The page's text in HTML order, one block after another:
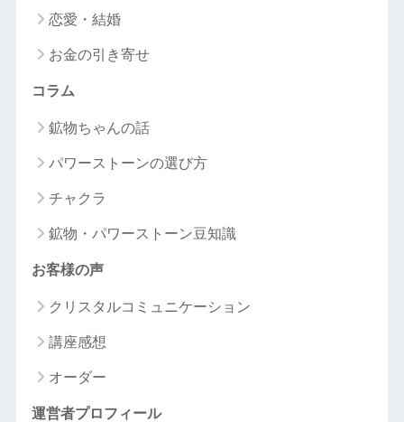
恋愛・結婚
お金の引き寄せ
コラム
鉱物ちゃんの話
パワーストーンの選び方
チャクラ
鉱物・パワーストーン豆知識
お客様の声
クリスタルコミュニケーション
講座感想
オーダー
運営者プロフィール